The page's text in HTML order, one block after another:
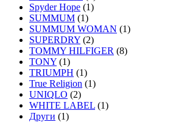
Spyder Hope (1)
SUMMUM (1)
SUMMUM WOMAN (1)
SUPERDRY (2)
TOMMY HILFIGER (8)
TONY (1)
TRIUMPH (1)
True Religion (1)
UNIQLO (2)
WHITE LABEL (1)
Други (1)